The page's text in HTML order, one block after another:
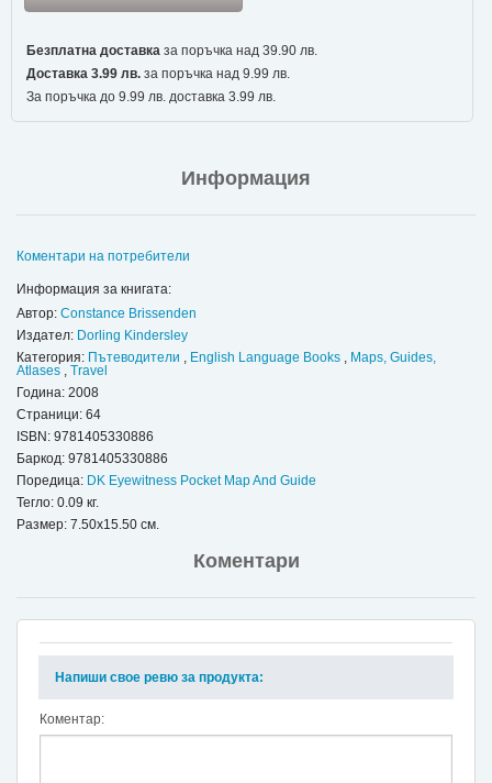
Безплатна доставказа поръчка над 39.90 лв.
Доставка 3.99 лв.за поръчка над 9.99 лв.
За поръчка до 9.99 лв. доставка 3.99 лв.
Информация
Коментари на потребители
Информация за книгата:
Автор: Constance Brissenden
Издател: Dorling Kindersley
Категория: Пътеводители English Language Books
Maps, Guides,
Atlases
Travel
Година: 2008
Страници: 64
ISBN: 9781405330886
Баркод: 9781405330886
Поредица: DK Eyewitness Pocket Map And Guide
Тегло: 0.09 кг.
Размер: 7.50x15.50 см.
Коментари
Напиши свое ревю за продукта:
Коментар: